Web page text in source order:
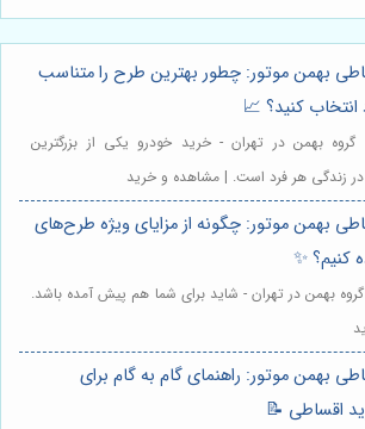
بهمن موتور: چطور بهترین طرح را متناسب
کنید؟ 📈
بهمن در تهران - خرید خودرو یکی از بزرگترین
زندگی هر فرد است. | مشاهده و خرید
بهمن موتور: چگونه از مزایای ویژه طرح‌های
کنیم؟ ✨
بهمن در تهران - شاید برای شما هم پیش آمده باشد.
بهمن موتور: راهنمای گام به گام برای
اقساطی 📝